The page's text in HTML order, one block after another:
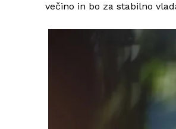
večino in bo za stabilno